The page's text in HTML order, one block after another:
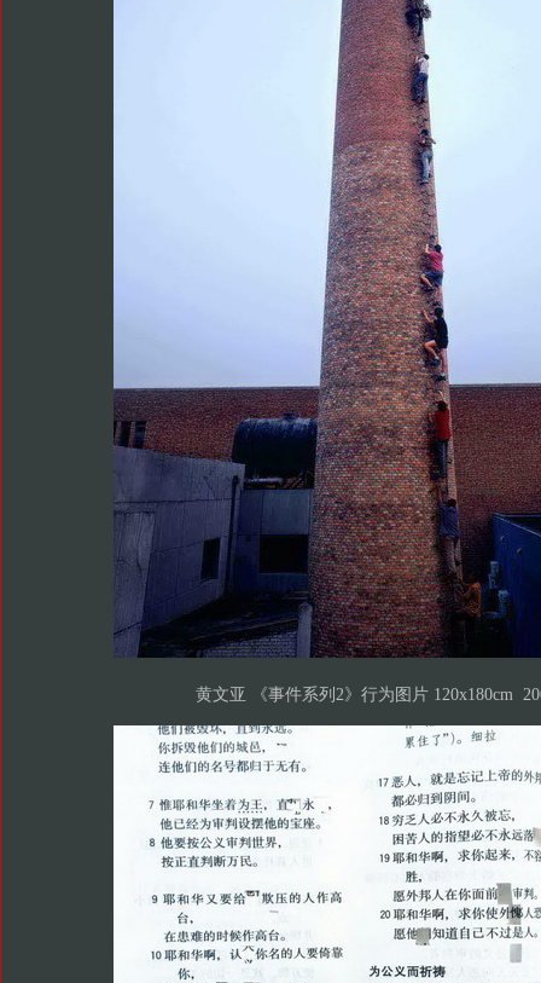
黄文亚 《事件系列2》行为图片 120x180cm